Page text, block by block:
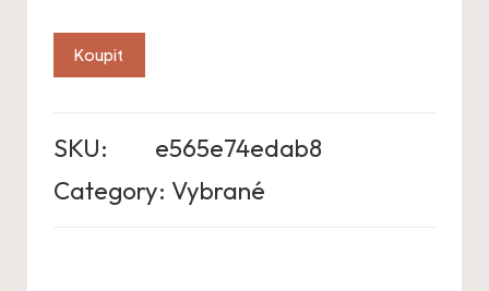
Koupit
SKU:
e565e74edab8
Category: Vybrané